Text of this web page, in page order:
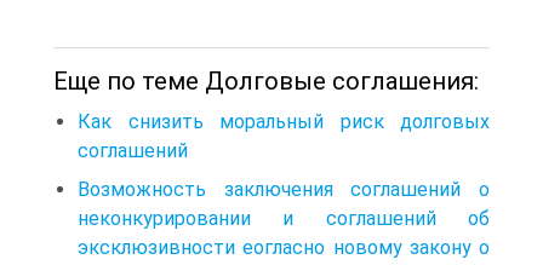
Еще по теме Долговые соглашения:
Как снизить моральный риск долговых
соглашений
Возможность заключения соглашений о
неконкурировании и соглашений об
эксклюзивности еогласно новому закону о